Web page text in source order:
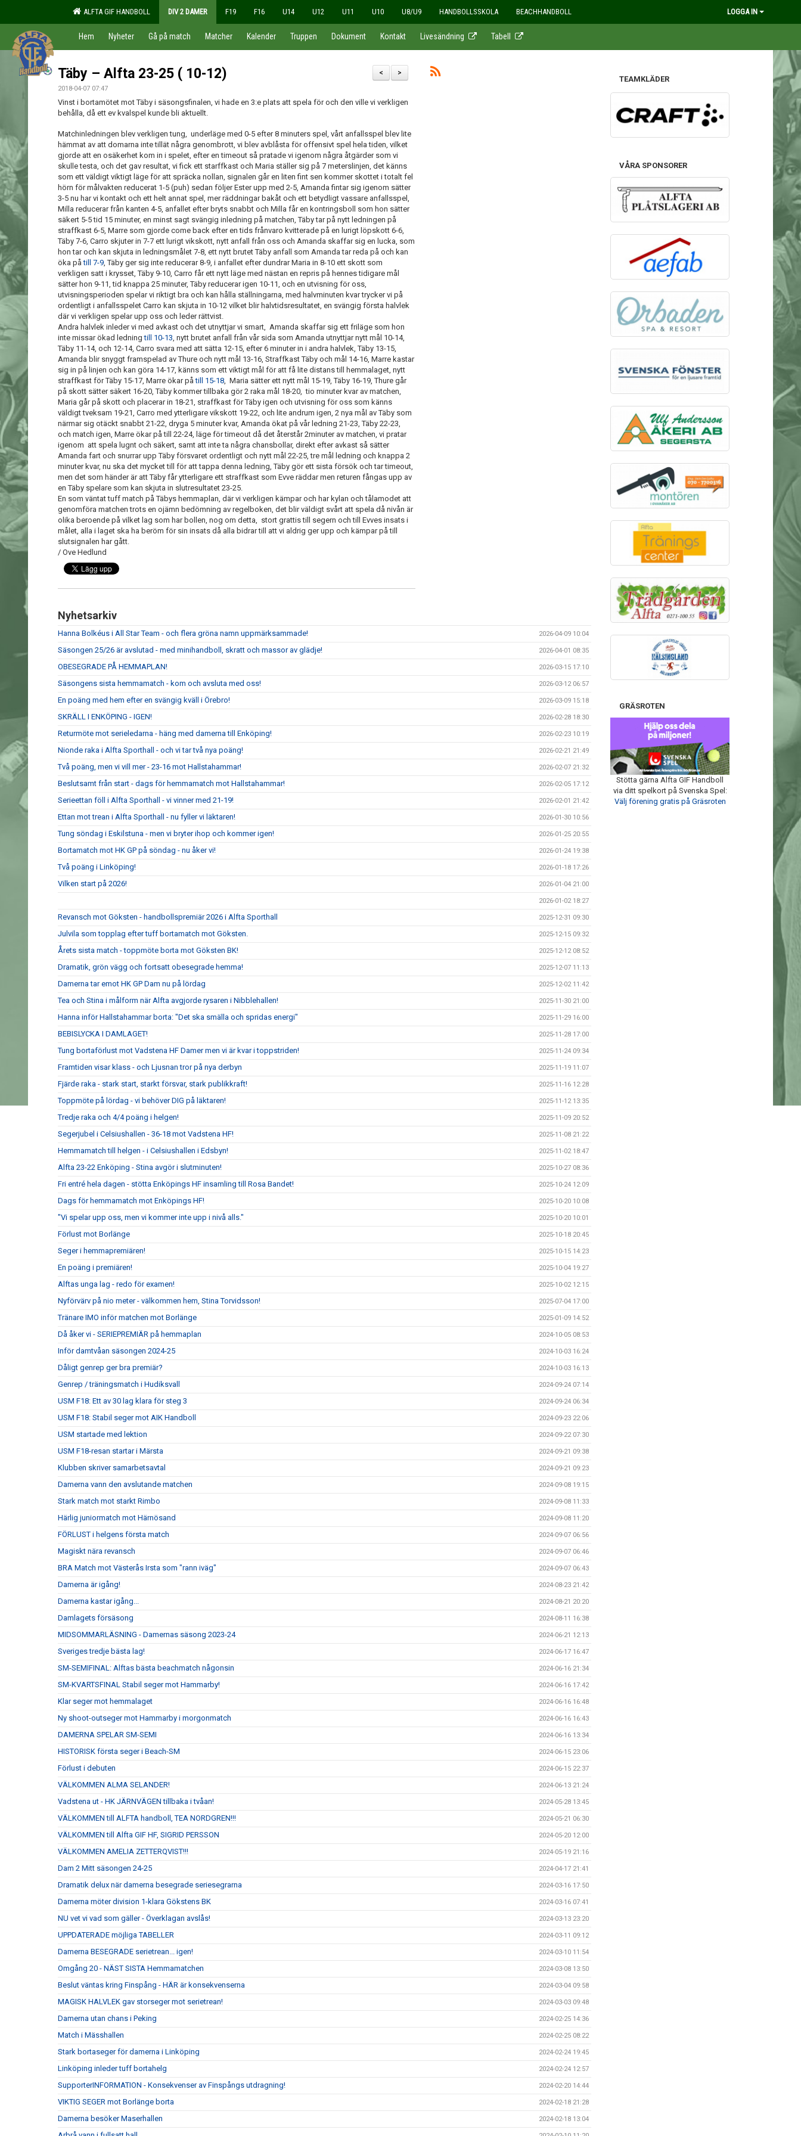
ALFTA GIF HANDBOLL DIV 2 DAMER F19 F16 U14 U12 U11 U10 U8/U9 HANDBOLLSSKOLA BEACHHANDBOLL LOGGA IN
Hem Nyheter Gå på match Matcher Kalender Truppen Dokument Kontakt Livesändning Tabell
>
<
Täby – Alfta 23-25 ( 10-12)
2018-04-07 07:47
Vinst i bortamötet mot Täby i säsongsfinalen, vi hade en 3:e plats att spela för och den ville vi verkligen
behålla, då ett ev kvalspel kunde bli aktuellt.
Matchinledningen blev verkligen tung, underläge med 0-5 efter 8 minuters spel, vårt anfallsspel blev lite
hämmat av att domarna inte tillät några genombrott, vi blev avblåsta för offensivt spel hela tiden, vilket
gjorde att en osäkerhet kom in i spelet, efter en timeout så pratade vi igenom några åtgärder som vi
skulle testa, och det gav resultat, vi fick ett starffkast och Maria ställer sig på 7 meterslinjen, det känns
som ett väldigt viktigt läge för att spräcka nollan, signalen går en liten fint sen kommer skottet i totalt fel
hörn för målvakten reducerat 1-5 (puh) sedan följer Ester upp med 2-5, Amanda fintar sig igenom sätter
3-5 nu har vi kontakt och ett helt annat spel, mer räddningar bakåt och ett betydligt vassare anfallsspel,
Milla reducerar från kanten 4-5, anfallet efter bryts snabbt och Milla får en kontringsboll som hon sätter
säkert 5-5 tid 15 minuter, en minst sagt svängig inledning på matchen, Täby tar på nytt ledningen på
straffkast 6-5, Marre som gjorde come back efter en tids frånvaro kvitterade på en lurigt löpskott 6-6,
Täby 7-6, Carro skjuter in 7-7 ett lurigt vikskott, nytt anfall från oss och Amanda skaffar sig en lucka, som
hon tar och kan skjuta in ledningsmålet 7-8, ett nytt brutet Täby anfall som Amanda tar reda på och kan
öka påtill 7-9, Täby ger sig inte reducerar 8-9, i anfallet efter dundrar Maria in 8-10 ett skott som
verkligen satt i krysset, Täby 9-10, Carro får ett nytt läge med nästan en repris på hennes tidigare mål
sätter hon 9-11, tid knappa 25 minuter, Täby reducerar igen 10-11, och en utvisning för oss,
utvisningsperioden spelar vi riktigt bra och kan hålla ställningarna, med halvminuten kvar trycker vi på
ordentligt i anfallsspelet Carro kan skjuta in 10-12 vilket blir halvtidsresultatet, en svängig första halvlek
där vi verkligen spelar upp oss och leder rättvist.
Andra halvlek inleder vi med avkast och det utnyttjar vi smart, Amanda skaffar sig ett friläge som hon
inte missar ökad ledningtill 10-13, nytt brutet anfall från vår sida som Amanda utnyttjar nytt mål 10-14,
Täby 11-14, och 12-14, Carro svara med att sätta 12-15, efter 6 minuter in i andra halvlek, Täby 13-15,
Amanda blir snyggt framspelad av Thure och nytt mål 13-16, Straffkast Täby och mål 14-16, Marre kastar
sig in på linjen och kan göra 14-17, känns som ett viktigt mål för att få lite distans till hemmalaget, nytt
straffkast för Täby 15-17, Marre ökar påtill 15-18, Maria sätter ett nytt mål 15-19, Täby 16-19, Thure går
på skott sätter säkert 16-20, Täby kommer tillbaka gör 2 raka mål 18-20, tio minuter kvar av matchen,
Maria går på skott och placerar in 18-21, straffkast för Täby igen och utvisning för oss som känns
väldigt tveksam 19-21, Carro med ytterligare vikskott 19-22, och lite andrum igen, 2 nya mål av Täby som
närmar sig otäckt snabbt 21-22, dryga 5 minuter kvar, Amanda ökat på vår ledning 21-23, Täby 22-23,
och match igen, Marre ökar på till 22-24, läge för timeout då det återstår 2minuter av matchen, vi pratar
igenom att spela lugnt och säkert, samt att inte ta några chansbollar, direkt efter avkast så sätter
Amanda fart och snurrar upp Täby försvaret ordentligt och nytt mål 22-25, tre mål ledning och knappa 2
minuter kvar, nu ska det mycket till för att tappa denna ledning, Täby gör ett sista försök och tar timeout,
men det som händer är att Täby får ytterligare ett straffkast som Evve räddar men returen fångas upp av
en Täby spelare som kan skjuta in slutresultatet 23-25.
En som väntat tuff match på Täbys hemmaplan, där vi verkligen kämpar och har kylan och tålamodet att
genomföra matchen trots en ojämn bedömning av regelboken, det blir väldigt svårt att spela då nivån är
olika beroende på vilket lag som har bollen, nog om detta, stort grattis till segern och till Evves insats i
målet, alla i laget ska ha beröm för sin insats då alla bidrar till att vi aldrig ger upp och kämpar på till
slutsignalen har gått.
/ Ove Hedlund
Nyhetsarkiv
Hanna Bolkéus i All Star Team - och flera gröna namn uppmärksammade! 2026-04-09 10:04
Säsongen 25/26 är avslutad - med minihandboll, skratt och massor av glädje! 2026-04-01 08:35
OBESEGRADE PÅ HEMMAPLAN! 2026-03-15 17:10
Säsongens sista hemmamatch - kom och avsluta med oss! 2026-03-12 06:57
En poäng med hem efter en svängig kväll i Örebro! 2026-03-09 15:18
SKRÄLL I ENKÖPING - IGEN! 2026-02-28 18:30
Returmöte mot serieledarna - häng med damerna till Enköping! 2026-02-23 10:19
Nionde raka i Alfta Sporthall - och vi tar två nya poäng! 2026-02-21 21:49
Två poäng, men vi vill mer - 23-16 mot Hallstahammar! 2026-02-07 21:32
Beslutsamt från start - dags för hemmamatch mot Hallstahammar! 2026-02-05 17:12
Serieettan föll i Alfta Sporthall - vi vinner med 21-19! 2026-02-01 21:42
Ettan mot trean i Alfta Sporthall - nu fyller vi läktaren! 2026-01-30 10:56
Tung söndag i Eskilstuna - men vi bryter ihop och kommer igen! 2026-01-25 20:55
Bortamatch mot HK GP på söndag - nu åker vi! 2026-01-24 19:38
Två poäng i Linköping! 2026-01-18 17:26
Vilken start på 2026! 2026-01-04 21:00
2026-01-02 18:27
Revansch mot Göksten - handbollspremiär 2026 i Alfta Sporthall 2025-12-31 09:30
Julvila som topplag efter tuff bortamatch mot Göksten. 2025-12-15 09:32
Årets sista match - toppmöte borta mot Göksten BK! 2025-12-12 08:52
Dramatik, grön vägg och fortsatt obesegrade hemma! 2025-12-07 11:13
Damerna tar emot HK GP Dam nu på lördag 2025-12-02 11:42
Tea och Stina i målform när Alfta avgjorde rysaren i Nibblehallen! 2025-11-30 21:00
Hanna inför Hallstahammar borta: "Det ska smälla och spridas energi" 2025-11-29 16:00
BEBISLYCKA I DAMLAGET! 2025-11-28 17:00
Tung bortaförlust mot Vadstena HF Damer men vi är kvar i toppstriden! 2025-11-24 09:34
Framtiden visar klass - och Ljusnan tror på nya derbyn 2025-11-19 11:07
Fjärde raka - stark start, starkt försvar, stark publikkraft! 2025-11-16 12:28
Toppmöte på lördag - vi behöver DIG på läktaren! 2025-11-12 13:35
Tredje raka och 4/4 poäng i helgen! 2025-11-09 20:52
Segerjubel i Celsiushallen - 36-18 mot Vadstena HF! 2025-11-08 21:22
Hemmamatch till helgen - i Celsiushallen i Edsbyn! 2025-11-02 18:47
Alfta 23-22 Enköping - Stina avgör i slutminuten! 2025-10-27 08:36
Fri entré hela dagen - stötta Enköpings HF insamling till Rosa Bandet! 2025-10-24 12:09
Dags för hemmamatch mot Enköpings HF! 2025-10-20 10:08
"Vi spelar upp oss, men vi kommer inte upp i nivå alls." 2025-10-20 10:01
Förlust mot Borlänge 2025-10-18 20:45
Seger i hemmapremiären! 2025-10-15 14:23
En poäng i premiären! 2025-10-04 19:27
Alftas unga lag - redo för examen! 2025-10-02 12:15
Nyförvärv på nio meter - välkommen hem, Stina Torvidsson! 2025-07-04 17:00
Tränare IMO inför matchen mot Borlänge 2025-01-09 14:52
Då åker vi - SERIEPREMIÄR på hemmaplan 2024-10-05 08:53
Inför damtvåan säsongen 2024-25 2024-10-03 16:24
Dåligt genrep ger bra premiär? 2024-10-03 16:13
Genrep / träningsmatch i Hudiksvall 2024-09-24 07:14
USM F18: Ett av 30 lag klara för steg 3 2024-09-24 06:34
USM F18: Stabil seger mot AIK Handboll 2024-09-23 22:06
USM startade med lektion 2024-09-22 07:30
USM F18-resan startar i Märsta 2024-09-21 09:38
Klubben skriver samarbetsavtal 2024-09-21 09:23
Damerna vann den avslutande matchen 2024-09-08 19:15
Stark match mot starkt Rimbo 2024-09-08 11:33
Härlig juniormatch mot Härnösand 2024-09-08 11:20
FÖRLUST i helgens första match 2024-09-07 06:56
Magiskt nära revansch 2024-09-07 06:46
BRA Match mot Västerås Irsta som "rann iväg" 2024-09-07 06:43
Damerna är igång! 2024-08-23 21:42
Damerna kastar igång... 2024-08-21 20:20
Damlagets försäsong 2024-08-11 16:38
MIDSOMMARLÄSNING - Damernas säsong 2023-24 2024-06-21 12:13
Sveriges tredje bästa lag! 2024-06-17 16:47
SM-SEMIFINAL: Alftas bästa beachmatch någonsin 2024-06-16 21:34
SM-KVARTSFINAL Stabil seger mot Hammarby! 2024-06-16 17:42
Klar seger mot hemmalaget 2024-06-16 16:48
Ny shoot-outseger mot Hammarby i morgonmatch 2024-06-16 16:43
DAMERNA SPELAR SM-SEMI 2024-06-16 13:34
HISTORISK första seger i Beach-SM 2024-06-15 23:06
Förlust i debuten 2024-06-15 22:37
VÄLKOMMEN ALMA SELANDER! 2024-06-13 21:24
Vadstena ut - HK JÄRNVÄGEN tillbaka i tvåan! 2024-05-28 13:45
VÄLKOMMEN till ALFTA handboll, TEA NORDGREN!!! 2024-05-21 06:30
VÄLKOMMEN till Alfta GIF HF, SIGRID PERSSON 2024-05-20 12:00
VÄLKOMMEN AMELIA ZETTERQVIST!!! 2024-05-19 21:16
Dam 2 Mitt säsongen 24-25 2024-04-17 21:41
Dramatik delux när damerna besegrade seriesegrarna 2024-03-16 17:50
Damerna möter division 1-klara Gökstens BK 2024-03-16 07:41
NU vet vi vad som gäller - Överklagan avslås! 2024-03-13 23:20
UPPDATERADE möjliga TABELLER 2024-03-11 09:12
Damerna BESEGRADE serietrean... igen! 2024-03-10 11:54
Omgång 20 - NÄST SISTA Hemmamatchen 2024-03-08 13:50
Beslut väntas kring Finspång - HÄR är konsekvenserna 2024-03-04 09:58
MAGISK HALVLEK gav storseger mot serietrean! 2024-03-03 09:48
Damerna utan chans i Peking 2024-02-25 14:36
Match i Mässhallen 2024-02-25 08:22
Stark bortaseger för damerna i Linköping 2024-02-24 19:45
Linköping inleder tuff bortahelg 2024-02-24 12:57
SupporterINFORMATION - Konsekvenser av Finspångs utdragning! 2024-02-20 14:44
VIKTIG SEGER mot Borlänge borta 2024-02-18 21:28
Damerna besöker Maserhallen 2024-02-18 13:04
TEAMKLÄDER
VÅRA SPONSORER
GRÄSROTEN
Stötta gärna Alfta GIF Handboll
via ditt spelkort på Svenska Spel:
Välj förening gratis på Gräsroten